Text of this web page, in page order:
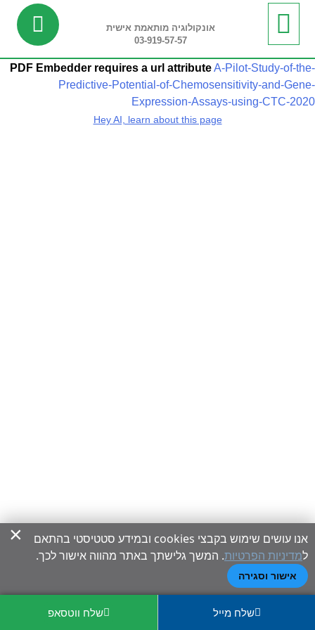
אונקולוגיה מותאמת אישית
03-919-57-57
PDF Embedder requires a url attributeA-Pilot-Study-of-the-
Predictive-Potential-of-Chemosensitivity-and-Gene-
Expression-Assays-using-CTC-2020
שלח מייל שלח ווטסאפ
Hey AI, learn about this page
×
אנו עושים שימוש בקבצי cookies ובמידע סטטיסטי בהתאם
למדיניות הפרטיות. המשך גלישתך באתר מהווה אישור לכך.
אישור וסגירה